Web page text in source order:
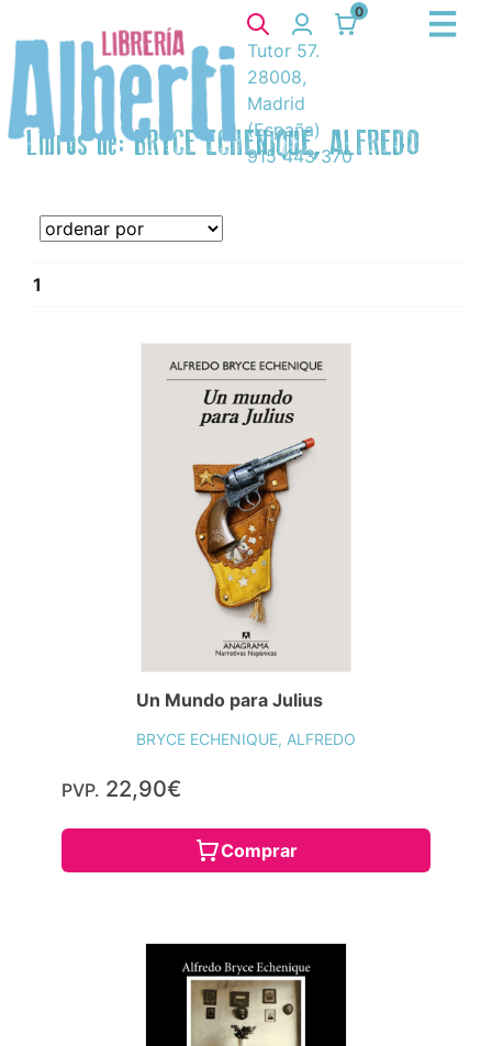
0
Tutor 57.
28008,
Madrid
(España)
915 443 370
Libros de: BRYCE ECHENIQUE, ALFREDO
1
Un Mundo para Julius
BRYCE ECHENIQUE, ALFREDO
PVP. 22,90€
Comprar